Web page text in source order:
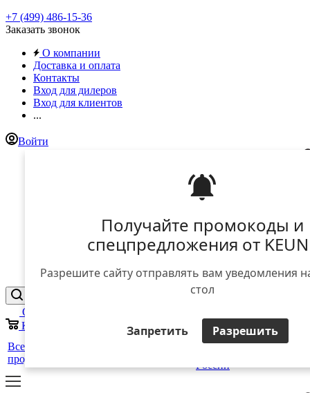
Получайте промокоды и
спецпредложения от
Разрешите сайту отправлять вам уведомления
стол
Запретить Разрешить
+7 (499) 486-15-36
Заказать звонок
О компании
Доставка и оплата
Контакты
Вход для дилеров
Вход для клиентов
...
Войти
Отложенные
Корзина
Все
продукты
25 лет
России
+